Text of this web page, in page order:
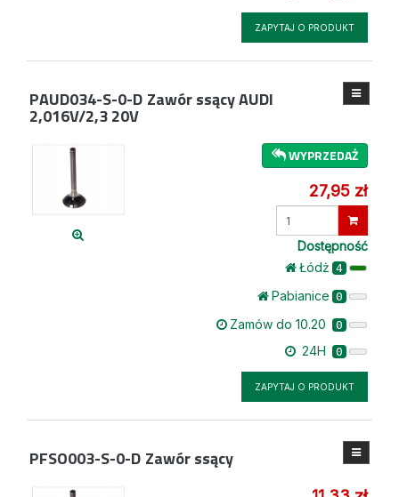
ZAPYTAJ O PRODUKT
PAUD034-S-0-D Zawór ssący AUDI
2,016V/2,3 20V
WYPRZEDAŻ
27,95 zł
Dostępność
Łódż 4
Pabianice 0
Zamów do 10.20 0
24H 0
ZAPYTAJ O PRODUKT
PFSO003-S-0-D Zawór ssący